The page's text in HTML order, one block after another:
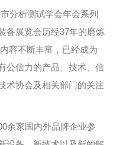
分析测试学会年会系列
备展览会历经37年的磨炼
容不断丰富，已经成为
公信力的产品、技术、信
术协会及相关部门的关注
余家国内外品牌企业参